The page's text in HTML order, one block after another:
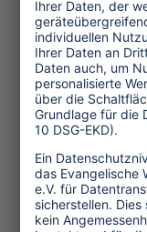
aufgrund
Tourismus
den Inseln
Die Sitzung
weitere